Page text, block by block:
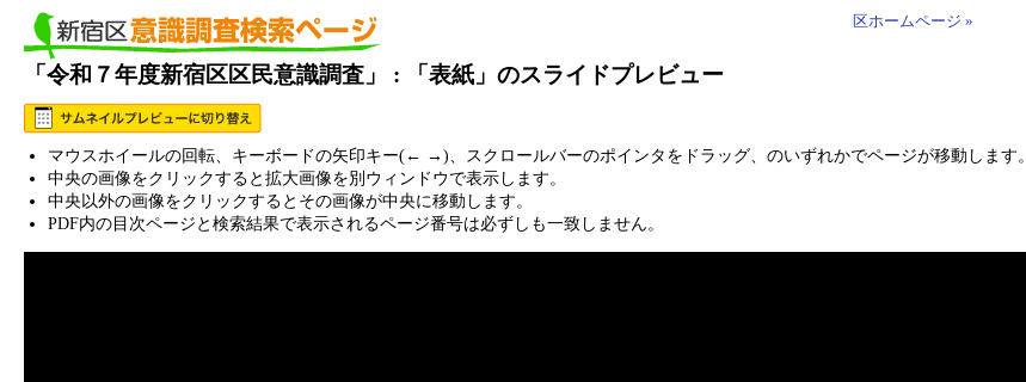
区ホームページ »
「令和７年度新宿区区民意識調査」 : 「表紙」のスライドプレビュー
マウスホイールの回転、キーボードの矢印キー(← →)、スクロールバーのポインタをドラッグ、のいずれかでページが移動します。
中央の画像をクリックすると拡大画像を別ウィンドウで表示します。
中央以外の画像をクリックするとその画像が中央に移動します。
PDF内の目次ページと検索結果で表示されるページ番号は必ずしも一致しません。